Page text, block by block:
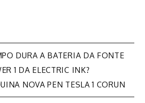
DURA A BATERIA DA FONTE
1 DA ELECTRIC INK?
NOVA PEN TESLA 1 CORUN